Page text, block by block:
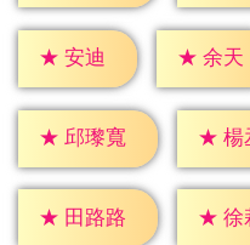
★ 安迪 ★ 余天
★ 邱瓈寬 ★ 楊
★ 田路路 ★ 徐